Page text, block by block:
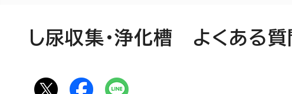
し尿収集・浄化槽 よくある質